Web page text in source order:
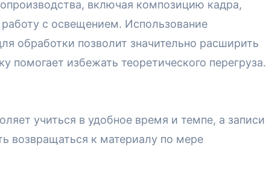
включая композицию кадра,
с освещением. Использование
обработки позволит значительно расширить
помогает избежать теоретического перегруза.
учиться в удобное время и темпе, а записи
возвращаться к материалу по мере